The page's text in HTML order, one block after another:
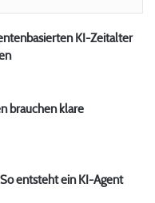
KI-Zeitalter
brauchen klare
entsteht ein KI-Agent